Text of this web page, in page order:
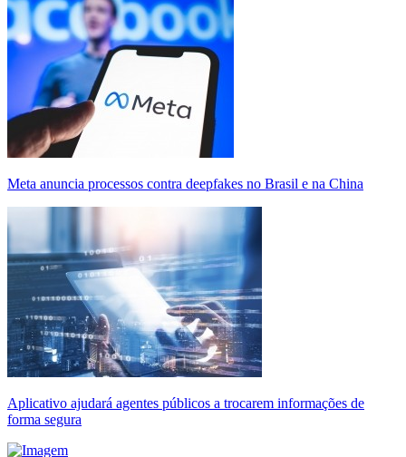
Meta anuncia processos contra deepfakes no Brasil e na China
Aplicativo ajudará agentes públicos a trocarem informações de
forma segura